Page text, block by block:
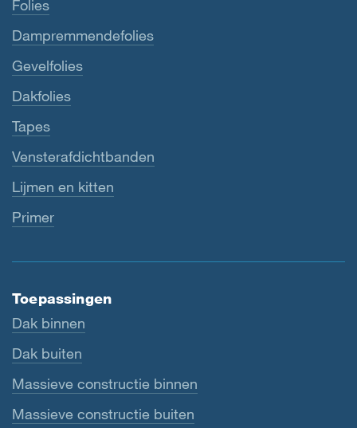
Folies
Dampremmendefolies
Gevelfolies
Dakfolies
Tapes
Vensterafdichtbanden
Lijmen en kitten
Primer
Toepassingen
Dak binnen
Dak buiten
Massieve constructie binnen
Massieve constructie buiten